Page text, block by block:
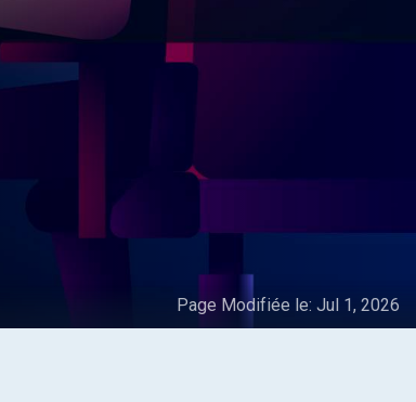
Page Modifiée le: Jul 1, 2026